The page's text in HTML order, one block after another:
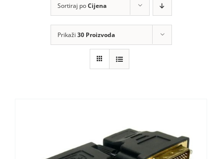
KOMPONENTE
POTROŠAČKA ELEKTRONIKA
Sortiraj poCijena
Prikaži 30 Proizvoda